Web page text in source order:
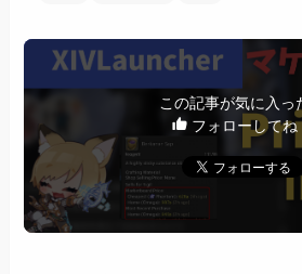
この記事が気に入っ
フォローしてね